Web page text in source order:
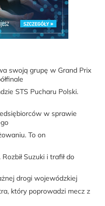
swoją grupę w Grand Prix
STS Pucharu Polski.
w sprawie
To on
Suzuki i trafił do
drogi wojewódzkiej
który poprowadzi mecz z